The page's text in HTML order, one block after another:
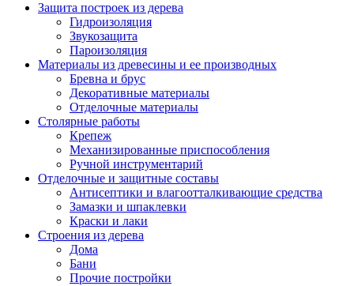
Защита построек из дерева
Гидроизоляция
Звукозащита
Пароизоляция
Материалы из древесины и ее производных
Бревна и брус
Декоративные материалы
Отделочные материалы
Столярные работы
Крепеж
Механизированные приспособления
Ручной инструментарий
Отделочные и защитные составы
Антисептики и влагоотталкивающие средства
Замазки и шпаклевки
Краски и лаки
Строения из дерева
Дома
Бани
Прочие постройки